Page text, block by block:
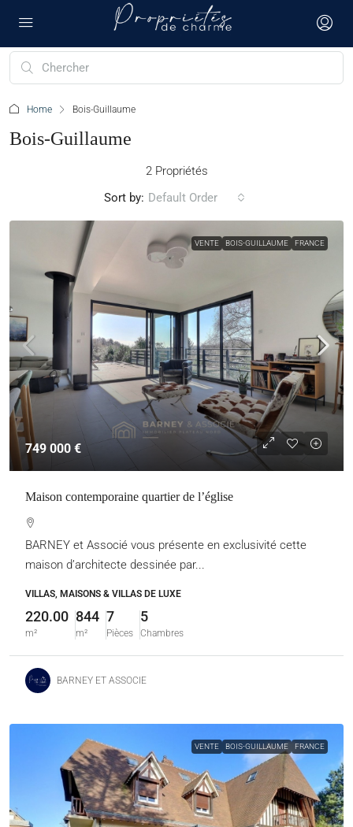
Home Bois-Guillaume
Bois-Guillaume
2 Propriétés
Sort by: Default Order
VENTE BOIS-GUILLAUME FRANCE
749 000 €
Maison contemporaine quartier de l’église
BARNEY et Associé vous présente en exclusivité cette
maison d’architecte dessinée par...
VILLAS, MAISONS & VILLAS DE LUXE
220.00
m²
844
m²
7
Pièces
5
Chambres
BARNEY ET ASSOCIE
VENTE BOIS-GUILLAUME FRANCE